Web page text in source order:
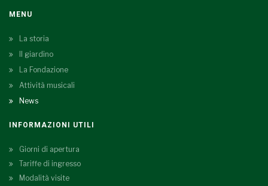
MENU
La storia
Il giardino
La Fondazione
Attività musicali
News
INFORMAZIONI UTILI
Giorni di apertura
Tariffe di ingresso
Modalità visite